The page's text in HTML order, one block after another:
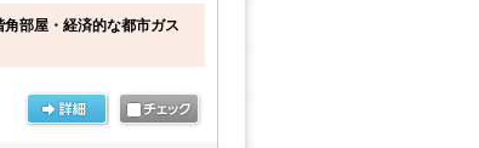
部屋・経済的な都市ガス